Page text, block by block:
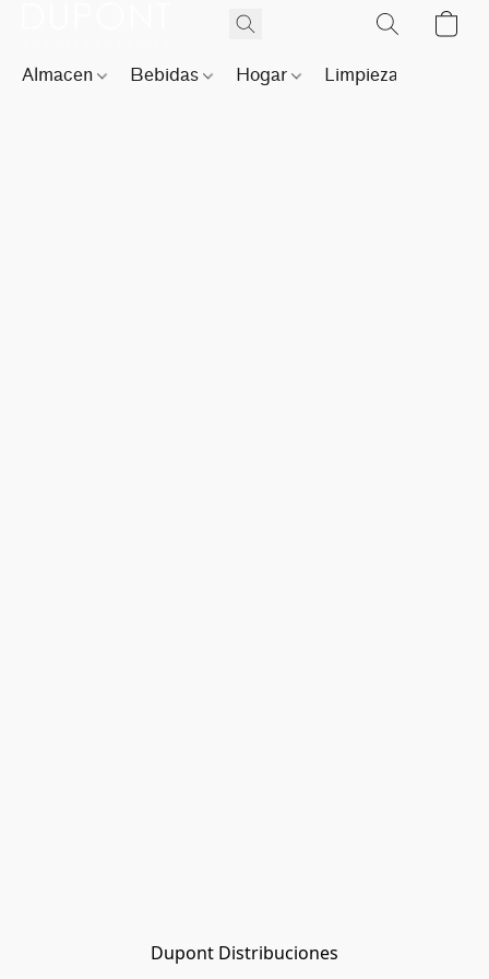
Almacen Bebidas Hogar Limpieza
Dupont Distribuciones